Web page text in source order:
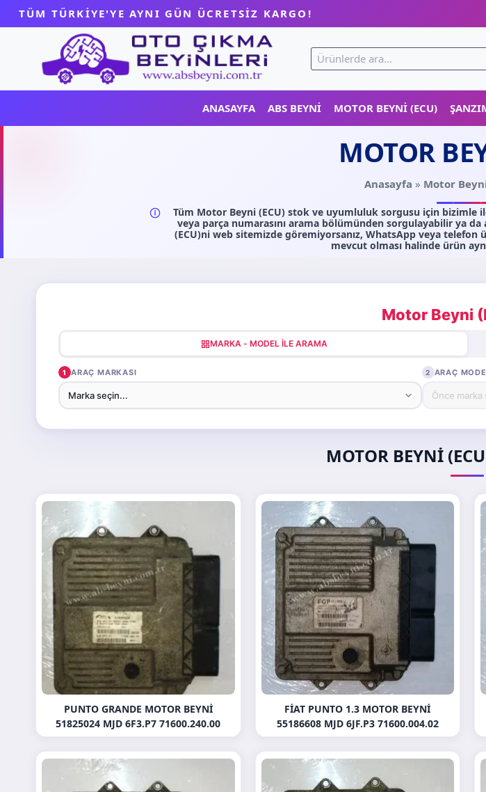
content
TÜM TÜRKİYE'YE AYNI GÜN ÜCRETSİZ KARGO!
Ara:
ANASAYFA ABS BEYNI MOTOR BEYNI (ECU)
MOTOR
Anasayfa » Motor
Tüm Motor Beyni (ECU) stok ve uyumluluk sorgusu için bizimle
veya parça numarasını arama bölümünden sorgulayabilir ya
(ECU)ni web sitemizde göremiyorsanız, WhatsApp veya
mevcut olması halinde ürün
Motor Beyni
MARKA - MODEL ILE ARAMA
1 ARAÇ MARKASI 2 ARAÇ
MOTOR BEYNI
PUNTO GRANDE MOTOR BEYNI
51825024 MJD 6F3.P7 71600.240.00
FIAT PUNTO 1.3 MOTOR BEYNI
55186608 MJD 6JF.P3 71600.004.02